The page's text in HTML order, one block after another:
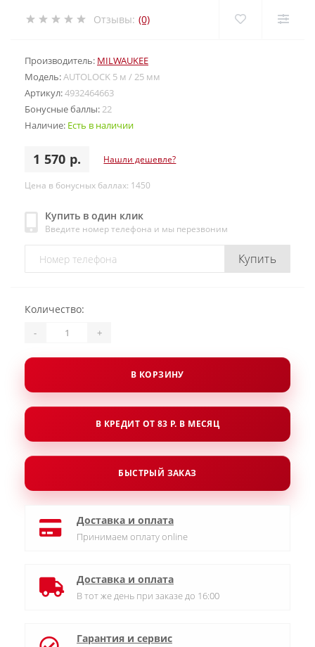
Отзывы: (0)
Производитель: MILWAUKEE
Модель:AUTOLOCK 5 м / 25 мм
Артикул:4932464663
Бонусные баллы:22
Наличие: Есть в наличии
1 570 р. Нашли дешевле?
Цена в бонусных баллах: 1450
Купить в один клик
Введите номер телефона и мы перезвоним
Купить
Количество:
- +
В КОРЗИНУ
В КРЕДИТ ОТ 83 Р. В МЕСЯЦ
БЫСТРЫЙ ЗАКАЗ
Доставка и оплата
Принимаем оплату online
Доставка и оплата
В тот же день при заказе до 16:00
Гарантия и сервис